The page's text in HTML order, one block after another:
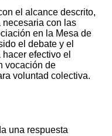
el alcance descrito,
con las
en la Mesa de
el debate y el
efectivo el
vocación de
voluntad colectiva.
una respuesta